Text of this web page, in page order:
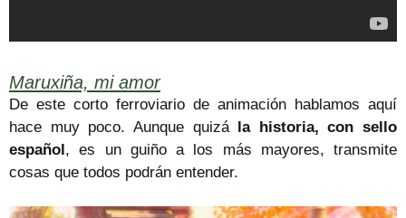
Maruxiña, mi amor
De este corto ferroviario de animación hablamos aquí
hace muy poco. Aunque quizá la historia, con sello
español, es un guiño a los más mayores, transmite
cosas que todos podrán entender.